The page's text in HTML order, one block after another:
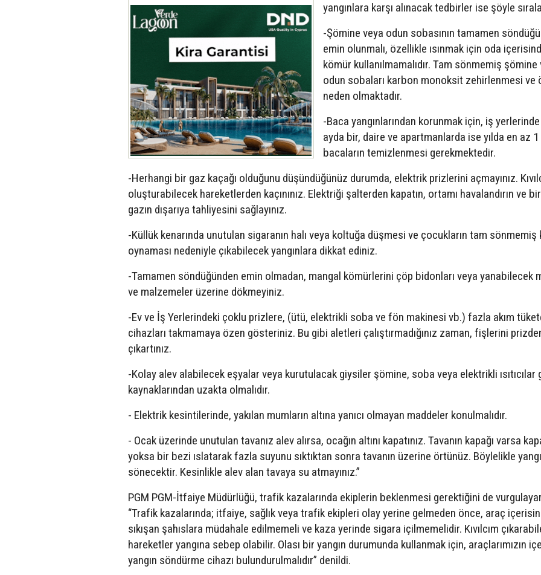
yangınlara karşı alınacak tedbirler ise şöyle
-Şömine veya odun sobasının tamamen
emin olunmalı, özellikle ısınmak için oda
kömür kullanılmamalıdır. Tam sönmemiş şömine
odun sobaları karbon monoksit zehirlenmesi ve
neden olmaktadır.
-Baca yangınlarından korunmak için, iş
ayda bir, daire ve apartmanlarda ise yılda en az 1
bacaların temizlenmesi gerekmektedir.
-Herhangi bir gaz kaçağı olduğunu düşündüğünüz durumda, elektrik prizlerini açmayınız.
oluşturabilecek hareketlerden kaçınınız. Elektriği şalterden kapatın, ortamı havalandırın ve
gazın dışarıya tahliyesini sağlayınız.
-Küllük kenarında unutulan sigaranın halı veya koltuğa düşmesi ve çocukların tam sönmemiş
oynaması nedeniyle çıkabilecek yangınlara dikkat ediniz.
-Tamamen söndüğünden emin olmadan, mangal kömürlerini çöp bidonları veya yanabilecek
ve malzemeler üzerine dökmeyiniz.
-Ev ve İş Yerlerindeki çoklu prizlere, (ütü, elektrikli soba ve fön makinesi vb.) fazla akım
cihazları takmamaya özen gösteriniz. Bu gibi aletleri çalıştırmadığınız zaman, fişlerini
çıkartınız.
-Kolay alev alabilecek eşyalar veya kurutulacak giysiler şömine, soba veya elektrikli ısıtıcılar
kaynaklarından uzakta olmalıdır.
- Elektrik kesintilerinde, yakılan mumların altına yanıcı olmayan maddeler konulmalıdır.
- Ocak üzerinde unutulan tavanız alev alırsa, ocağın altını kapatınız. Tavanın kapağı varsa
yoksa bir bezi ıslatarak fazla suyunu sıktıktan sonra tavanın üzerine örtünüz. Böylelikle
sönecektir. Kesinlikle alev alan tavaya su atmayınız.”
PGM PGM-İtfaiye Müdürlüğü, trafik kazalarında ekiplerin beklenmesi gerektiğini de
“Trafik kazalarında; itfaiye, sağlık veya trafik ekipleri olay yerine gelmeden önce, araç
sıkışan şahıslara müdahale edilmemeli ve kaza yerinde sigara içilmemelidir. Kıvılcım
hareketler yangına sebep olabilir. Olası bir yangın durumunda kullanmak için, araçlarımızın
yangın söndürme cihazı bulundurulmalıdır” denildi.